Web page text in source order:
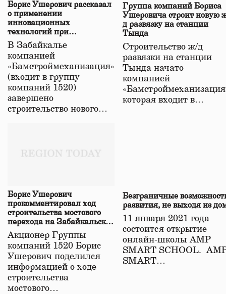
Борис Ушерович рассказал
о применении
инновационных
технологий при
строительстве нового моста
в Забайкалье
В Забайкалье
компанией
«Бамстроймеханизация»
(входит в группу
компаний 1520)
завершено
строительство нового…
Группа компаний Бориса
Ушеровича строит новую
д развязку на станции
Тында
Строительство ж/д
развязки на станции
Тында начато
компанией
которая входит в…
Борис Ушерович
прокомментировал ход
строительства мостового
перехода на Забайкальской
железной дороге
Акционер Группы
компаний 1520 Борис
Ушерович поделился
информацией о ходе
строительства
мостового…
Безграничные
развития, не выходя из
11 января 2021 года
состоится открытие
онлайн-школы АМР
SMART SCHOOL.
SMART…